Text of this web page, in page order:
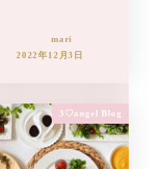
mari
2022年12月3日
3♡angel Blog